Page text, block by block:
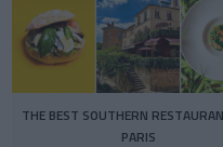
THE BEST SOUTHERN
PARIS